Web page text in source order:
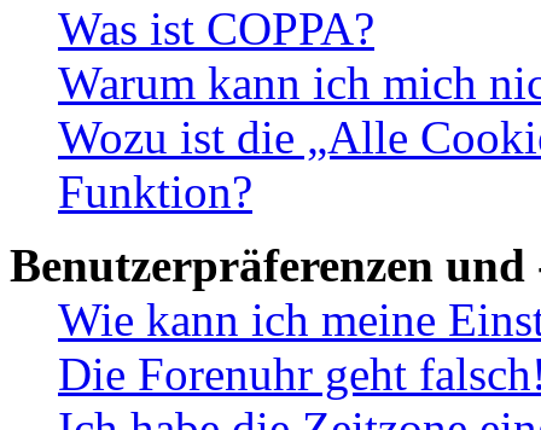
Was ist COPPA?
Warum kann ich mich
Wozu ist die „Alle
Funktion?
Benutzerpräferenzen und
Wie kann ich meine
Die Forenuhr geht